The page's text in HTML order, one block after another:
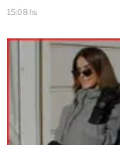
15:08 hs